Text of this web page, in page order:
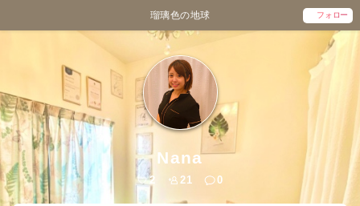
瑠璃色の地球 フォロー
Nana
2 21 0